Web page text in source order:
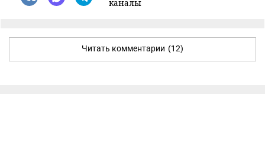
каналы
Читать комментарии (12)